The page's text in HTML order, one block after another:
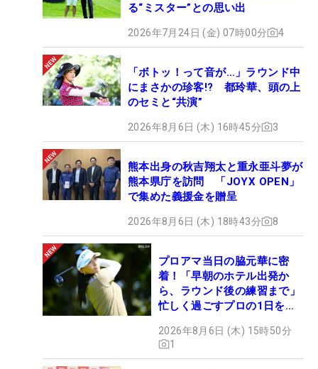
る“ミスター”との思い出
2026年7月24日 (金) 07時00分 4
「ボトッ！って音が…」ラウンド中
にまさかの珍客!? 都玲華、頭の上
のセミと“共演”
2026年8月6日 (木) 16時45分 3
熊本出身の秋吉翔太と重永亜斗夢が
熊本県庁を訪問 「JOYX OPEN」
で集めた義援金を贈呈
2026年8月6日 (木) 18時43分 8
プロアマ当日の脇元華に密
着！「早朝のホテル出発か
ら、ラウンド後の練習まで」
忙しく過ごすプロの1日を公
2026年8月6日 (木) 15時50分
1